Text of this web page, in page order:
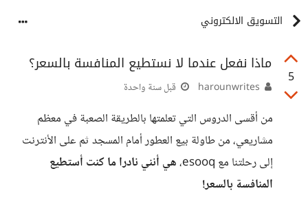
التسويق الالكتروني
5
ماذا نفعل عندما لا نستطيع المنافسة بالسعر؟
قبل سنة واحدة
من أقسى الدروس التي تعلمتها بالطريقة الصعبة في معظم
مشاريعي، من طاولة بيع العطور أمام المسجد ثم على الأنترنت
إلى رحلتنا مع esooq،
هي أنني نادرا ما كنت أستطيع
المنافسة بالسعر!